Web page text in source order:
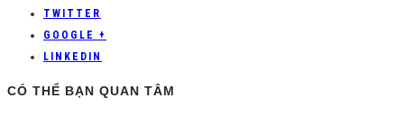
TWITTER
GOOGLE +
LINKEDIN
CÓ THỂ BẠN QUAN TÂM